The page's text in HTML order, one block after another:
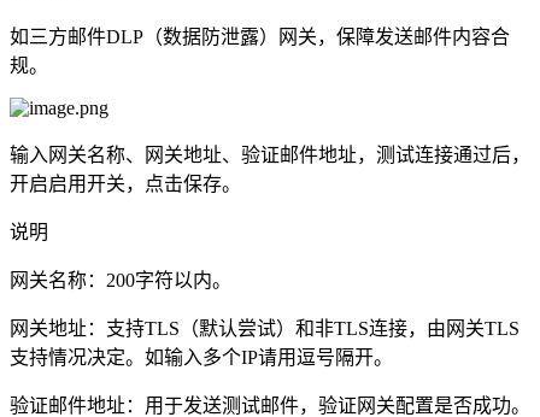
如三方邮件DLP（数据防泄露）网关，保障发送邮件内容合
规。
输入网关名称、网关地址、验证邮件地址，测试连接通过后，
开启启用开关，点击保存。
说明
网关名称：200字符以内。
网关地址：支持TLS（默认尝试）和非TLS连接，由网关TLS
支持情况决定。如输入多个IP请用逗号隔开。
验证邮件地址：用于发送测试邮件，验证网关配置是否成功。